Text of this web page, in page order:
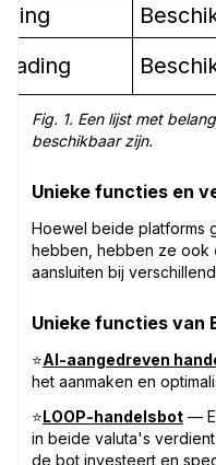
Fig. 1. Een lijst met
beschikbaar zijn.
Unieke functies en
Hoewel beide platforms
hebben, hebben ze ook
aansluiten bij
Unieke functies van
⭐AI-aangedreven
het aanmaken en
⭐LOOP-handelsbot —
in beide valuta's
de bot investeert en